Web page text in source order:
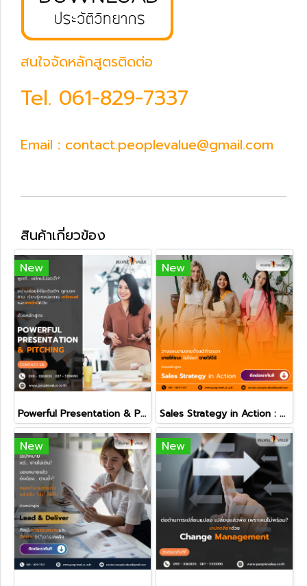
สนใจจัดหลักสูตรติดต่อ
Tel. 061-829-7337
Email : contact.peoplevalue@gmail.com
สินค้าเกี่ยวข้อง
New
Powerful Presentation & Pitching
New
Sales Strategy in Action : วางแผนเกมขายให้ชนะตั้งแต่ก้าวแรก
New New